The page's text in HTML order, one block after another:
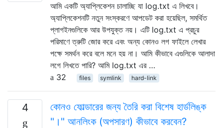
আমি একটি অ্যাপ্লিকেশন চালাচ্ছি যা log.txt এ লিখবে।
অ্যাপ্লিকেশনটি নতুন সংস্করণে আপডেট করা হয়েছিল, সমর্থিত
প্লাগইনগুলিকে আর উপযুক্ত নয়। এটি log.txt এ প্রচুর
পরিমাণে ত্রুটি জোর করে এবং অন্য কোনও লগ ফাইলে লেখার
পক্ষে সমর্থন করে বলে মনে হয় না। আমি কীভাবে এগুলিকে আলাদা
লগে লিখতে পারি? আমি log.txt এর …
32
files symlink hard-link
4
কোনও ফোল্ডারের জন্য তৈরি করা বিশেষ হার্ডলিঙ্ক
"।" আনলিংক (অপসারণ) কীভাবে করবেন?